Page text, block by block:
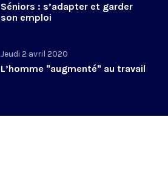
Séniors : s’adapter et garder
son emploi
Jeudi 2 avril 2020
L’homme "augmenté" au travail